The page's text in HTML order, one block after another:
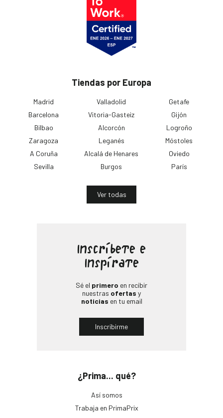
Tiendas por Europa
Madrid
Barcelona
Bilbao
Zaragoza
A Coruña
Sevilla
Valladolid
Vitoria-Gasteiz
Alcorcón
Leganés
Alcalá de Henares
Burgos
Getafe
Gijón
Logroño
Móstoles
Oviedo
París
Ver todas
¿Prima... qué?
Así somos
Trabaja en PrimaPrix
Inscríbete e
Inspírate
Sé el primero en recibir
nuestras ofertas y
noticias en tu email
Inscribirme